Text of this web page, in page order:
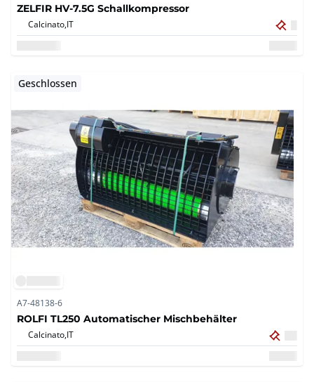
ZELFIR HV-7.5G Schallkompressor
Calcinato,IT
Geschlossen
A7-48138-6
ROLFI TL250 Automatischer Mischbehälter
Calcinato,IT